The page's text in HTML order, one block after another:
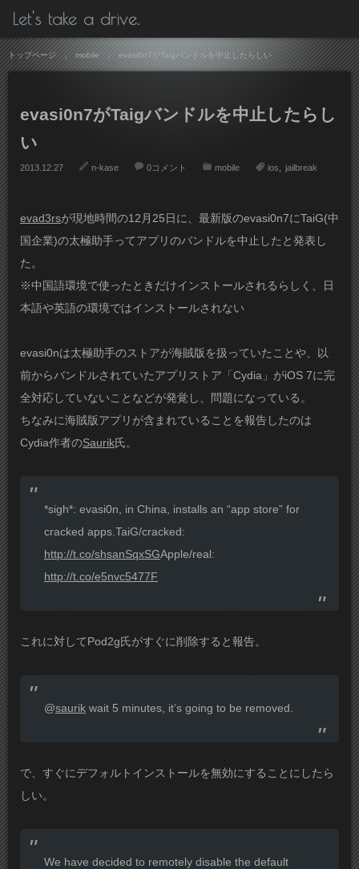
Let's take a drive.
トップページ mobile evasi0n7がTaigバンドルを中止したらしい
evasi0n7がTaigバンドルを中止したらし
い
2013.12.27 n-kase 0コメント mobile ios jailbreak
evad3rsが現地時間の12月25日に、最新版のevasi0n7にTaiG(中
国企業)の太極助手ってアプリのバンドルを中止したと発表し
た。
※中国語環境で使ったときだけインストールされるらしく、日
本語や英語の環境ではインストールされない
evasi0nは太極助手のストアが海賊版を扱っていたことや、以
前からバンドルされていたアプリストア「Cydia」がiOS 7に完
全対応していないことなどが発覚し、問題になっている。
ちなみに海賊版アプリが含まれていることを報告したのは
Cydia作者のSaurik氏。
*sigh*: evasi0n, in China, installs an “app store” for
cracked apps.TaiG/cracked:
http://t.co/shsanSqxSGApple/real:
http://t.co/e5nvc5477F
これに対してPod2g氏がすぐに削除すると報告。
@saurik wait 5 minutes, it’s going to be removed.
で、すぐにデフォルトインストールを無効にすることにしたら
しい。
We have decided to remotely disable the default